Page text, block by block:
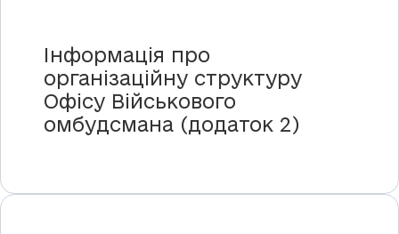
Інформація про
організаційну структуру
Офісу Військового
омбудсмана (додаток 2)